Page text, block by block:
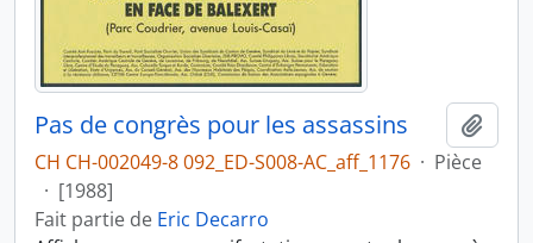
Pas de congrès pour les assassins
CH CH-002049-8 092_ED-S008-AC_aff_1176 · Pièce
· [1988]
Fait partie de Eric Decarro